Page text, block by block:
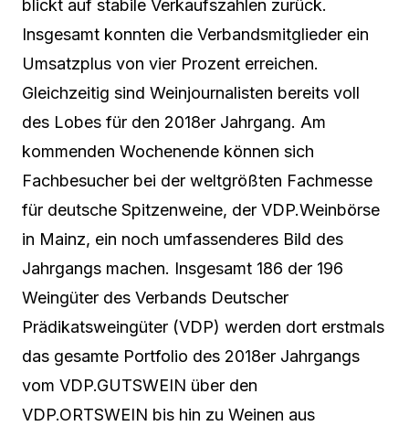
blickt auf stabile Verkaufszahlen zurück.
Insgesamt konnten die Verbandsmitglieder ein
Umsatzplus von vier Prozent erreichen.
Gleichzeitig sind Weinjournalisten bereits voll
des Lobes für den 2018er Jahrgang. Am
kommenden Wochenende können sich
Fachbesucher bei der weltgrößten Fachmesse
für deutsche Spitzenweine, der VDP.Weinbörse
in Mainz, ein noch umfassenderes Bild des
Jahrgangs machen. Insgesamt 186 der 196
Weingüter des Verbands Deutscher
Prädikatsweingüter (VDP) werden dort erstmals
das gesamte Portfolio des 2018er Jahrgangs
vom VDP.GUTSWEIN über den
VDP.ORTSWEIN bis hin zu Weinen aus